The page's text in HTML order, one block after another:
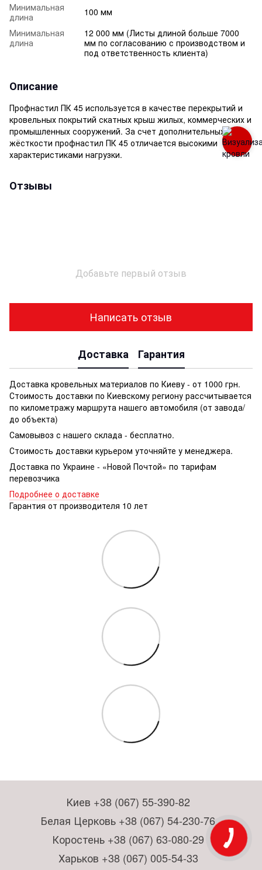
Минимальная
длина
100 мм
Минимальная
длина
12 000 мм (Листы длиной больше 7000
мм по согласованию с производством и
под ответственность клиента)
Описание
Профнастил ПК 45 используется в качестве перекрытий и
кровельных покрытий скатных крыш жилых, коммерческих и
промышленных сооружений. За счет дополнительных рёбр
жёсткости профнастил ПК 45 отличается высокими
характеристиками нагрузки.
Отзывы
Добавьте первый отзыв
Написать отзыв
Доставка Гарантия
Доставка кровельных материалов по Киеву - от 1000 грн.
Стоимость доставки по Киевскому региону рассчитывается
по километражу маршрута нашего автомобиля (от завода/
до объекта)
Самовывоз с нашего склада - бесплатно.
Стоимость доставки курьером уточняйте у менеджера.
Доставка по Украине - «Новой Почтой» по тарифам
перевозчика
Подробнее о доставке
Гарантия от производителя 10 лет
Киев +38 (067) 55-390-82
Белая Церковь +38 (067) 54-230-76
Коростень +38 (067) 63-080-29
Харьков +38 (067) 005-54-33